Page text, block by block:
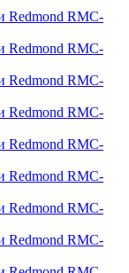
Redmond RMC-
Redmond RMC-
Redmond RMC-
Redmond RMC-
Redmond RMC-
Redmond RMC-
Redmond RMC-
Redmond RMC-